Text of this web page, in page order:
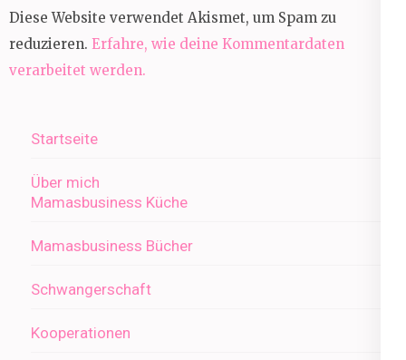
Diese Website verwendet Akismet, um Spam zu
reduzieren. Erfahre, wie deine Kommentardaten
verarbeitet werden.
Startseite
Über mich
Mamasbusiness Küche
Mamasbusiness Bücher
Schwangerschaft
Kooperationen